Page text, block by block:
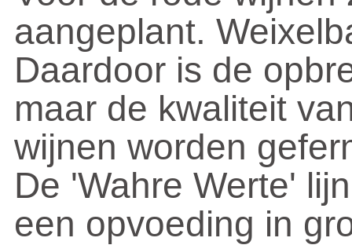
aangeplant.
Daardoor is de
maar de kwaliteit
wijnen worden
De 'Wahre Werte'
een opvoeding in